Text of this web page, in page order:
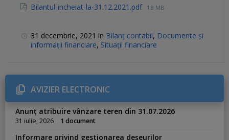
Bilantul-incheiat-la-31.12.2021.pdf 18 MB
31 decembrie, 2021 in Bilanț contabil, Documente și
informații financiare, Situații financiare
AVIZIER ELECTRONIC
Anunț atribuire vânzare teren din 31.07.2026
31 iulie, 2026 1 document
Informare privind gestionarea deșeurilor